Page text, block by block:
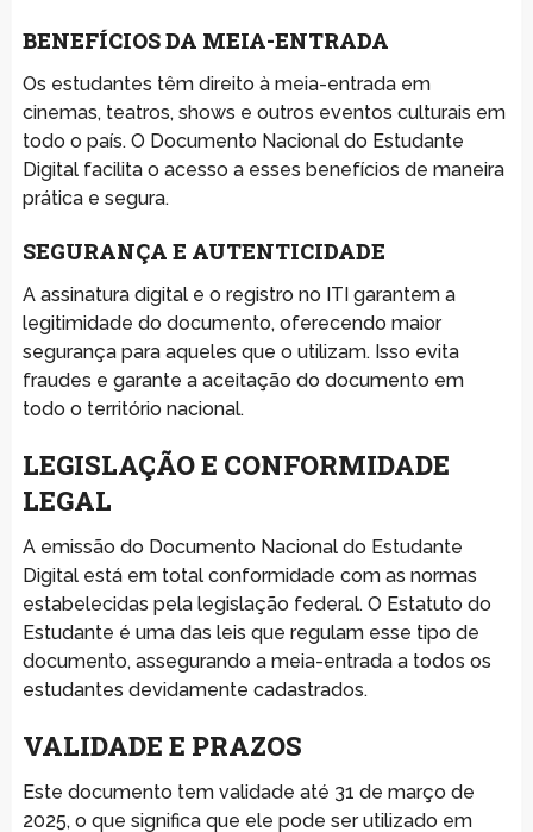
BENEFÍCIOS DA MEIA-ENTRADA
Os estudantes têm direito à meia-entrada em
cinemas, teatros, shows e outros eventos culturais em
todo o país. O Documento Nacional do Estudante
Digital facilita o acesso a esses benefícios de maneira
prática e segura.
SEGURANÇA E AUTENTICIDADE
A assinatura digital e o registro no ITI garantem a
legitimidade do documento, oferecendo maior
segurança para aqueles que o utilizam. Isso evita
fraudes e garante a aceitação do documento em
todo o território nacional.
LEGISLAÇÃO E CONFORMIDADE
LEGAL
A emissão do Documento Nacional do Estudante
Digital está em total conformidade com as normas
estabelecidas pela legislação federal. O Estatuto do
Estudante é uma das leis que regulam esse tipo de
documento, assegurando a meia-entrada a todos os
estudantes devidamente cadastrados.
VALIDADE E PRAZOS
Este documento tem validade até 31 de março de
2025, o que significa que ele pode ser utilizado em